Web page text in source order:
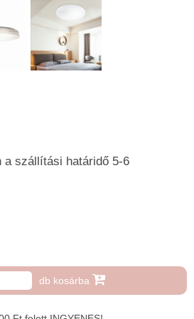
a szállítási határidő 5-6
db kosárba